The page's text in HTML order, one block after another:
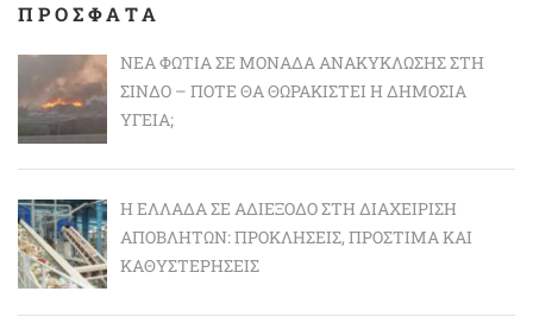
ΠΡΟΣΦΑΤΑ
ΝΈΑ ΦΩΤΙΆ ΣΕ ΜΟΝΆΔΑ ΑΝΑΚΎΚΛΩΣΗΣ ΣΤΗ
ΣΊΝΔΟ – ΠΌΤΕ ΘΑ ΘΩΡΑΚΙΣΤΕΊ Η ΔΗΜΌΣΙΑ
ΥΓΕΊΑ;
Η ΕΛΛΆΔΑ ΣΕ ΑΔΙΈΞΟΔΟ ΣΤΗ ΔΙΑΧΕΊΡΙΣΗ
ΑΠΟΒΛΉΤΩΝ: ΠΡΟΚΛΉΣΕΙΣ, ΠΡΌΣΤΙΜΑ ΚΑΙ
ΚΑΘΥΣΤΕΡΉΣΕΙΣ